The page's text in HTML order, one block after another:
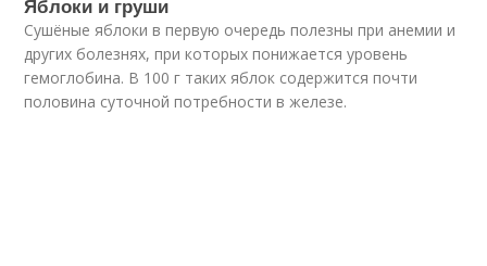
Яблоки и груши
Сушёные яблоки в первую очередь полезны при анемии и
других болезнях, при которых понижается уровень
гемоглобина. В 100 г таких яблок содержится почти
половина суточной потребности в железе.